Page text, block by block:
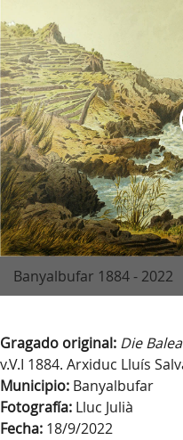
Banyalbufar 1884 - 2022
Gragado original: Die
v.V.I 1884. Arxiduc Lluís
Municipio: Banyalbufar
Fotografía: Lluc Julià
Fecha: 18/9/2022